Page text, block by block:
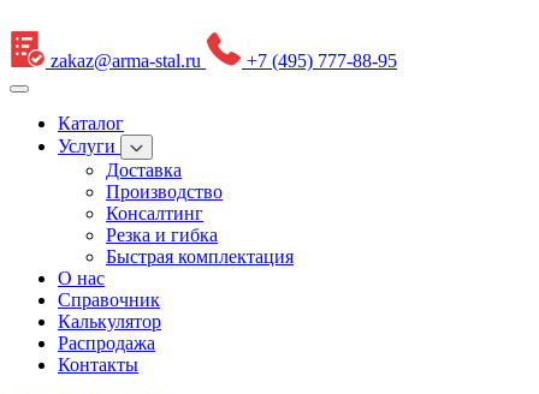
zakaz@arma-stal.ru +7 (495) 777-88-95
Каталог
Услуги
Доставка
Производство
Консалтинг
Резка и гибка
Быстрая комплектация
О нас
Справочник
Калькулятор
Распродажа
Контакты